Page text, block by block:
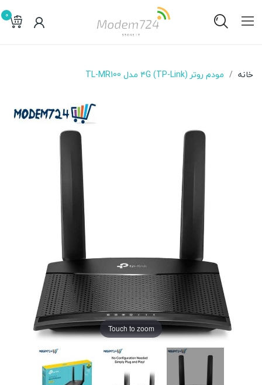
0
خانه مودم روتر ۴G (TP-Link) مدل TL-MR100
Touch to zoom